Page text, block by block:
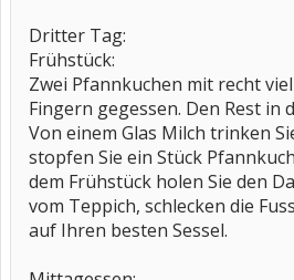
Dritter Tag:
Frühstück:
Zwei Pfannkuchen mit recht
Fingern gegessen. Den Rest in
Von einem Glas Milch trinken
stopfen Sie ein Stück
dem Frühstück holen Sie den
vom Teppich, schlecken die
auf Ihren besten Sessel.